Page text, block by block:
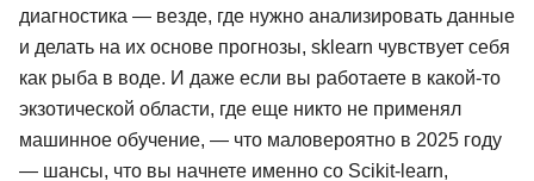
диагностика — везде, где нужно анализировать данные
и делать на их основе прогнозы, sklearn чувствует себя
как рыба в воде. И даже если вы работаете в какой-то
экзотической области, где еще никто не применял
машинное обучение, — что маловероятно в 2025 году
— шансы, что вы начнете именно со Scikit-learn,